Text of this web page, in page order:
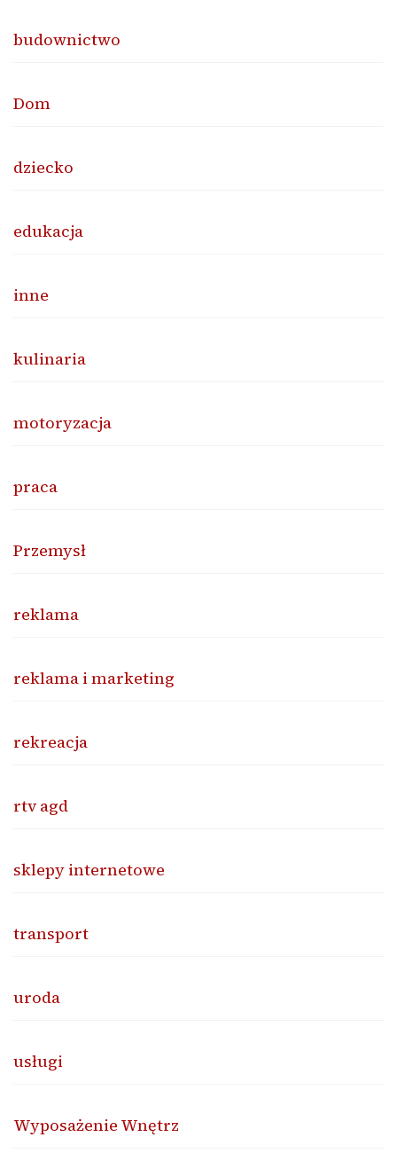
budownictwo
Dom
dziecko
edukacja
inne
kulinaria
motoryzacja
praca
Przemysł
reklama
reklama i marketing
rekreacja
rtv agd
sklepy internetowe
transport
uroda
usługi
Wyposażenie Wnętrz